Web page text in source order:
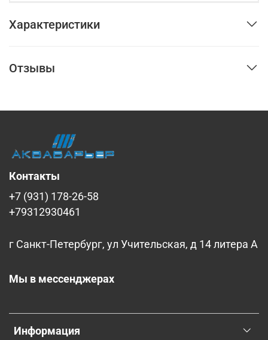
Характеристики
Отзывы
Информация
Контакты
+7 (931) 178-26-58
+79312930461
г Санкт-Петербург, ул Учительская, д 14 литера А
Мы в мессенджерах